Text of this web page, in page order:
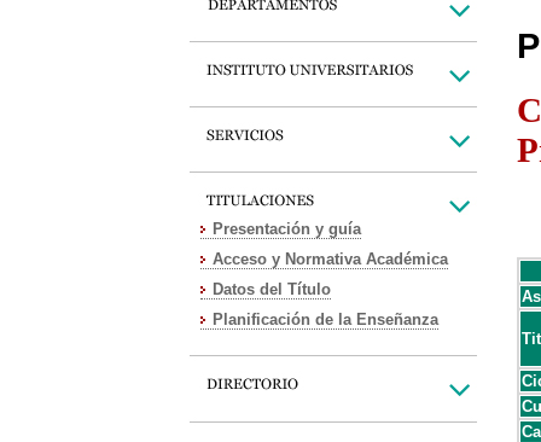
Presentación y guía
Acceso y Normativa Académica
Datos del Título
Planificación de la Enseñanza